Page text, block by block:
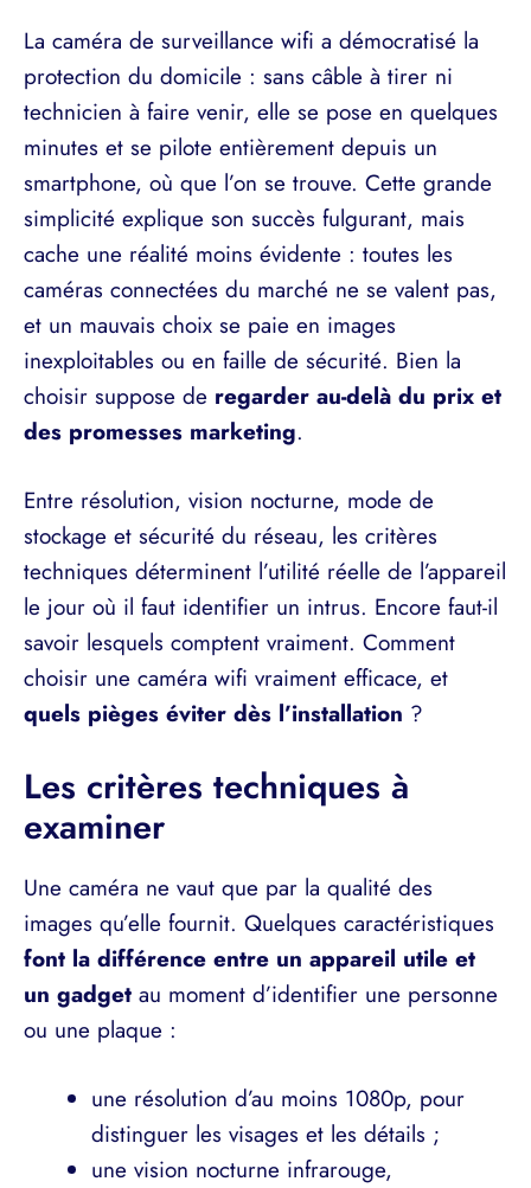
La caméra de surveillance wifi a démocratisé la
protection du domicile : sans câble à tirer ni
technicien à faire venir, elle se pose en quelques
minutes et se pilote entièrement depuis un
smartphone, où que l’on se trouve. Cette grande
simplicité explique son succès fulgurant, mais
cache une réalité moins évidente : toutes les
caméras connectées du marché ne se valent pas,
et un mauvais choix se paie en images
inexploitables ou en faille de sécurité. Bien la
choisir suppose de regarder au-delà du prix et
des promesses marketing.
Entre résolution, vision nocturne, mode de
stockage et sécurité du réseau, les critères
techniques déterminent l’utilité réelle de l’appareil
le jour où il faut identifier un intrus. Encore faut-il
savoir lesquels comptent vraiment. Comment
choisir une caméra wifi vraiment efficace, et
quels pièges éviter dès l’installation ?
Les critères techniques à
examiner
Une caméra ne vaut que par la qualité des
images qu’elle fournit. Quelques caractéristiques
font la différence entre un appareil utile et
un gadget au moment d’identifier une personne
ou une plaque :
une résolution d’au moins 1080p, pour
distinguer les visages et les détails ;
une vision nocturne infrarouge,